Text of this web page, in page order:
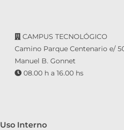
CAMPUS TECNOLÓGICO
Camino Parque Centenario e/
Manuel B. Gonnet
08.00 h a 16.00 hs
Uso Interno